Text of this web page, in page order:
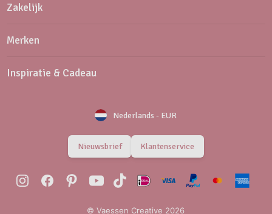
Zakelijk
Merken
Inspiratie & Cadeau
Nederlands - EUR
Nieuwsbrief Klantenservice
© Vaessen Creative 2026